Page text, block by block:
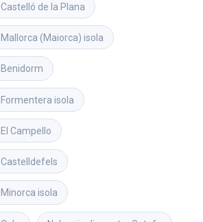
Castelló de la Plana
Mallorca (Maiorca) isola
Benidorm
Formentera isola
El Campello
Castelldefels
Minorca isola